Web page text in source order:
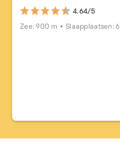
4.64/5
Zee: 900 m
Slaapplaatsen: 6